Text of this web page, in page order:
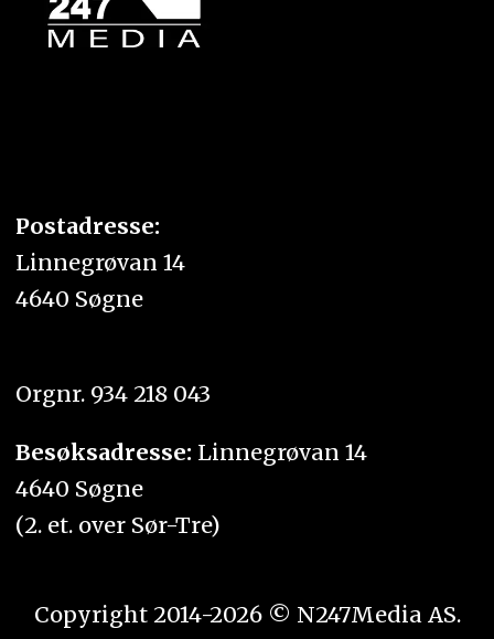
Postadresse:
Linnegrøvan 14
4640 Søgne
Orgnr. 934 218 043
Besøksadresse: Linnegrøvan 14
4640 Søgne
(2. et. over Sør-Tre)
Copyright 2014-2026 © N247Media AS.